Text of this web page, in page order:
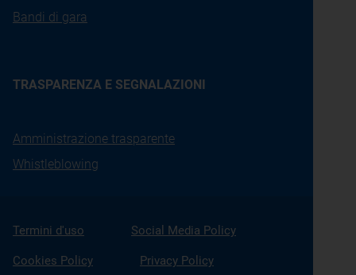
Bandi di gara
TRASPARENZA E SEGNALAZIONI
Amministrazione trasparente
Whistleblowing
Termini d'uso Social Media Policy
Cookies Policy Privacy Policy